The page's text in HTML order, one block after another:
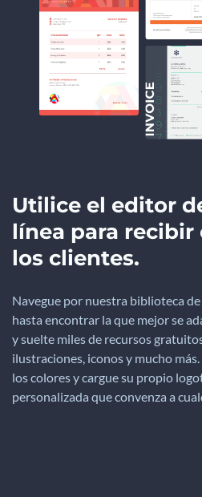
Utilice el editor
línea para recibir
los clientes.
Navegue por nuestra biblioteca
hasta encontrar la que mejor se
y suelte miles de recursos
ilustraciones, iconos y mucho
los colores y cargue su propio
personalizada que convenza a